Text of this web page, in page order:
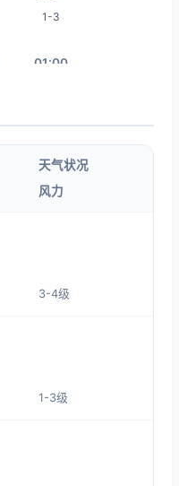
1-3
01:00
05:00
08:00
天气状况
风力
3-4级
1-3级